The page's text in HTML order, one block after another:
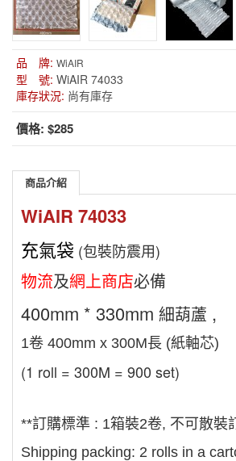
品 牌: WiAIR
型 號: WiAIR 74033
庫存狀況: 尚有庫存
價格: $285
商品介紹
WiAIR 74033
充氣袋 (包裝防震用)
物流及網上商店必備
400mm * 330mm 細葫蘆 ,
1卷 400mm x 300M長 (紙軸芯)
(1 roll = 300M = 900 set)
**訂購標準 : 1箱裝2卷, 不可散裝
Shipping packing: 2 rolls in a